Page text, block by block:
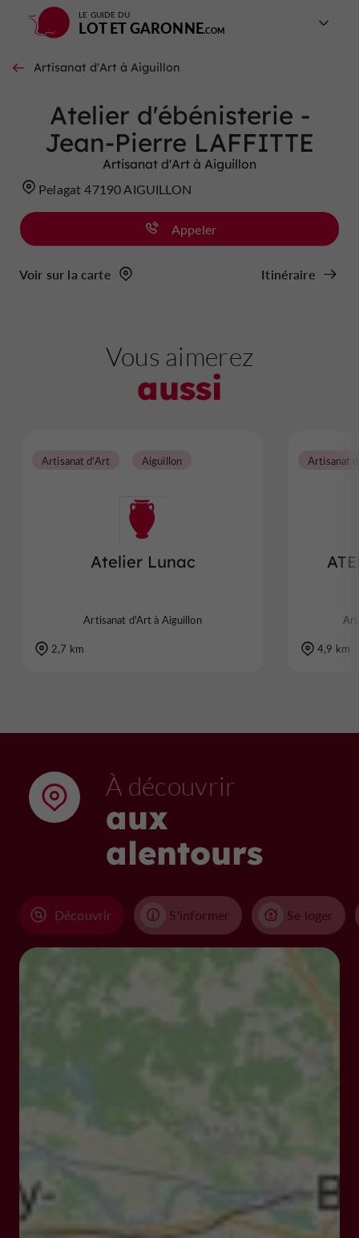
LE GUIDE DU
LOT ET GARONNE
Artisanat d'Art à Aiguillon
Atelier d'ébénisterie -
Jean-Pierre LAFFITTE
Artisanat d'Art à Aiguillon
Pelagat 47190 AIGUILLON
Appeler
Voir sur la carte Itinéraire
Vous aimerez
aussi
Atelier Lunac
Artisanat d'Art Aiguillon
Artisanat d'Art à Aiguillon
2,7 km
Artisanat
4,9 km
À découvrir
aux
alentours
Découvrir S'informer Se loger